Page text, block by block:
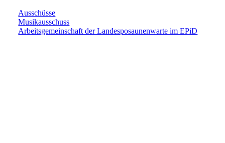
Ausschüsse
Musik­aus­schuss
Arbeitsgemeinschaft der Landes­posaunen­warte im EPiD